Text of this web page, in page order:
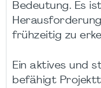
Bedeutung. Es
frühzeitig zu
Ein aktives und
befähigt